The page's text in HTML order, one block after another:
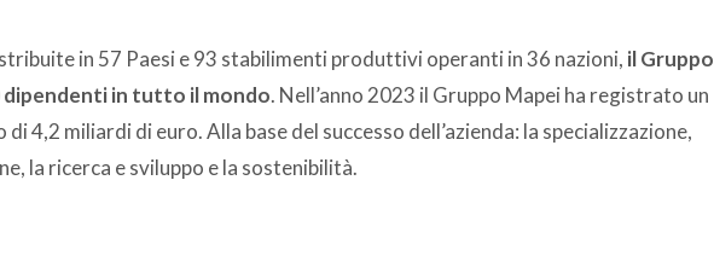
in 57 Paesi e 93 stabilimenti produttivi operanti in 36 nazioni, il Gruppo
in tutto il mondo. Nell’anno 2023 il Gruppo Mapei ha registrato un
4,2 miliardi di euro. Alla base del successo dell’azienda: la specializzazione,
la ricerca e sviluppo e la sostenibilità.